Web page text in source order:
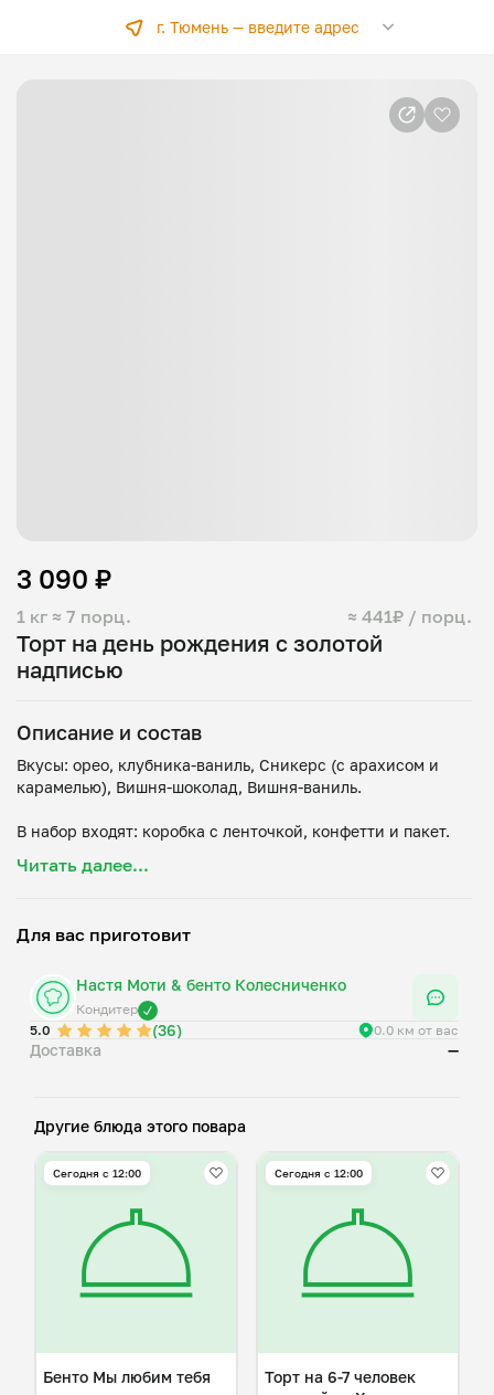
г. Тюмень — введите адрес
Торт на день рождения с золотой
надписью
1 кг ≈ 7 порц. ≈ 441₽ / порц.
3 090 ₽
Описание и состав
Вкусы: орео, клубника-ваниль, Сникерс (с арахисом и
карамелью), Вишня-шоколад, Вишня-ваниль.
В набор входят: коробка с ленточкой, конфетти и пакет.
корзину будут доступны дополнительные товары: свечки,
Читать далее...
Для вас приготовит
Настя Моти & бенто Колесниченко
Кондитер
5.0
(36) 0.0 км от вас
Доставка —
Другие блюда этого повара
Сегодня с 12:00
Бенто Мы любим тебя
Сегодня с 12:00
Торт на 6-7 человек